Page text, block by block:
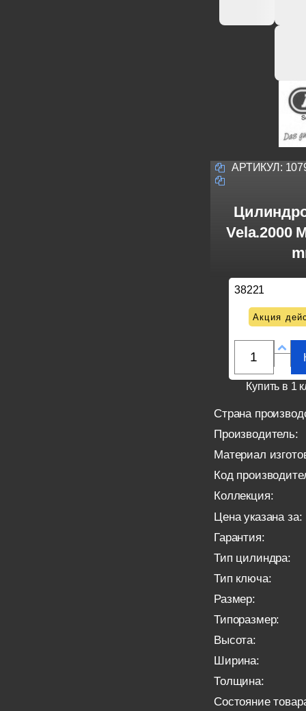
АРТИКУЛ:
Vela.2000
38221
Акция
Купить в 1
Страна
Производитель:
Материал
Код
Коллекция:
Цена указана за:
Гарантия:
Тип цилиндра:
Тип ключа:
Размер:
Типоразмер:
Высота:
Ширина:
Толщина:
Состояние